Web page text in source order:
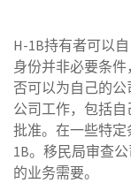
H-1B持有者可以
身份并非必要条
否可以为自己的
公司工作，包括
批准。在一些特
1B。移民局审查
的业务需要。